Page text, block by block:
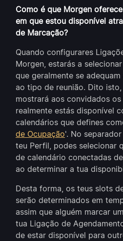
Como é que Morgen
em que estou disponível
de Marcação?
Quando configurares
Morgen, estarás a
que geralmente se
ao tipo de reunião. Dito
mostrará aos convidados
realmente estás disponível
calendários que defines
de Ocupação'. No
teu Perfil, podes selecionar
de calendário conectadas
ao determinar a tua
Desta forma, os teus slots
serão determinados em
assim que alguém marcar
tua Ligação de
de estar disponível para